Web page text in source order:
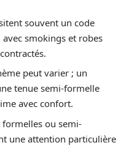
souvent un code
smokings et robes
peut varier ; un
tenue semi-formelle
avec confort.
formelles ou semi-
une attention particulière